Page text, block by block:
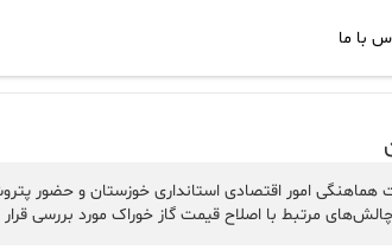
با ما
هماهنگی امور اقتصادی استانداری خوزستان و حضور
مرتبط با اصلاح قیمت گاز خوراک مورد بررسی